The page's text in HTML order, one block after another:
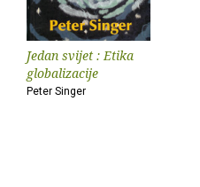
Jedan svijet : Etika
globalizacije
Peter Singer